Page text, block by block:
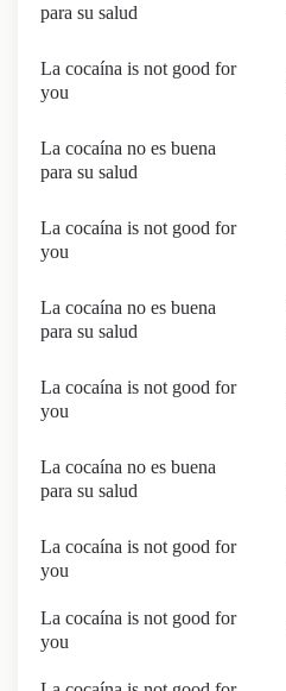
para su salud
La cocaína is not good for
you
La cocaína no es buena
para su salud
La cocaína is not good for
you
La cocaína no es buena
para su salud
La cocaína is not good for
you
La cocaína no es buena
para su salud
La cocaína is not good for
you
La cocaína is not good for
you